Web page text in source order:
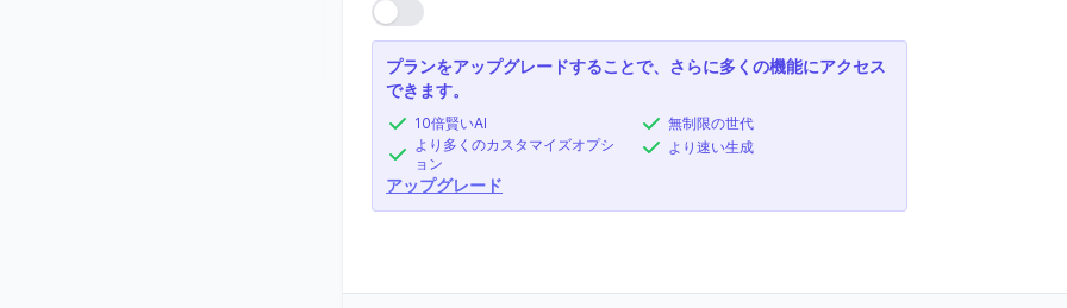
設定を使用
プランをアップグレードすることで、さらに多くの機能にアクセス
できます。
10倍賢いAI
より多くのカスタマイズオプシ
ョン
無制限の世代
より速い生成
アップグレード